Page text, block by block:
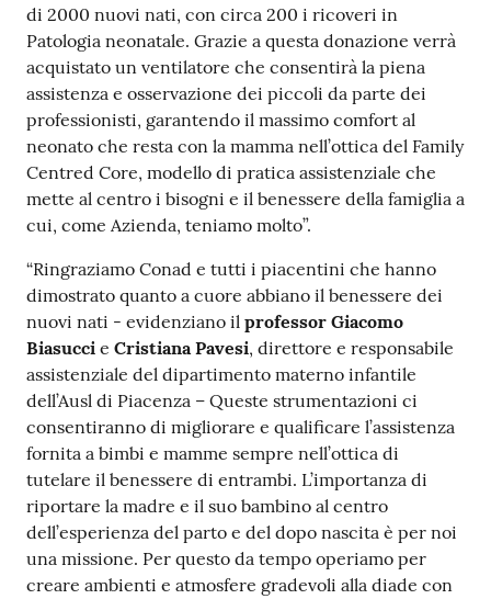
di 2000 nuovi nati, con circa 200 i ricoveri in
Patologia neonatale. Grazie a questa donazione verrà
acquistato un ventilatore che consentirà la piena
assistenza e osservazione dei piccoli da parte dei
professionisti, garantendo il massimo comfort al
neonato che resta con la mamma nell’ottica del Family
Centred Core, modello di pratica assistenziale che
mette al centro i bisogni e il benessere della famiglia a
cui, come Azienda, teniamo molto”.
“Ringraziamo Conad e tutti i piacentini che hanno
dimostrato quanto a cuore abbiano il benessere dei
nuovi nati - evidenziano il professor Giacomo
Biasucci e Cristiana Pavesi, direttore e responsabile
assistenziale del dipartimento materno infantile
dell’Ausl di Piacenza – Queste strumentazioni ci
consentiranno di migliorare e qualificare l’assistenza
fornita a bimbi e mamme sempre nell’ottica di
tutelare il benessere di entrambi. L’importanza di
riportare la madre e il suo bambino al centro
dell’esperienza del parto e del dopo nascita è per noi
una missione. Per questo da tempo operiamo per
creare ambienti e atmosfere gradevoli alla diade con